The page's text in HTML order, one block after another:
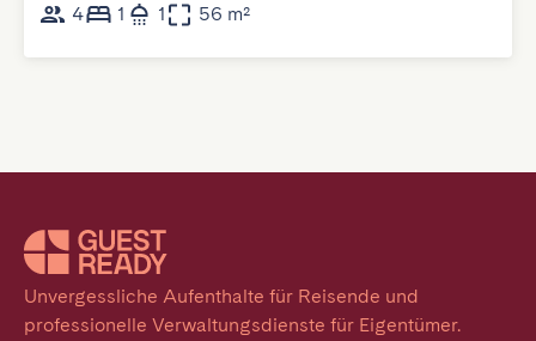
4
1 1 56 m²
Unvergessliche Aufenthalte für Reisende und
professionelle Verwaltungsdienste für Eigentümer.